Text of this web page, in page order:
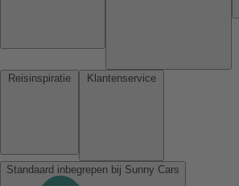
Standaard inbegrepen bij Sunny Cars